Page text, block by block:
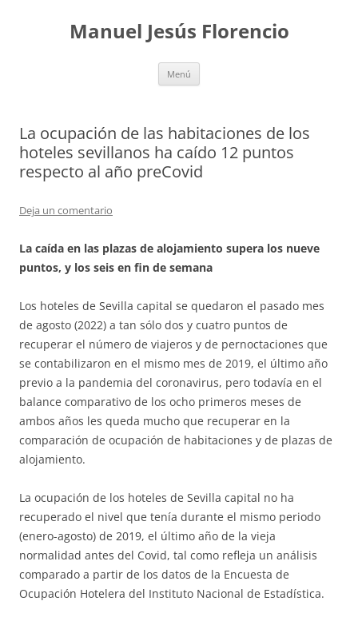
contenidoManuel Jesús Florencio
Menú
La ocupación de las habitaciones de los
hoteles sevillanos ha caído 12 puntos
respecto al año preCovid
Deja un comentario
La caída en las plazas de alojamiento supera los nueve
puntos, y los seis en fin de semana
Los hoteles de Sevilla capital se quedaron el pasado mes
de agosto (2022) a tan sólo dos y cuatro puntos de
recuperar el número de viajeros y de pernoctaciones que
se contabilizaron en el mismo mes de 2019, el último año
previo a la pandemia del coronavirus, pero todavía en el
balance comparativo de los ocho primeros meses de
ambos años les queda mucho que recuperar en la
comparación de ocupación de habitaciones y de plazas de
alojamiento.
La ocupación de los hoteles de Sevilla capital no ha
recuperado el nivel que tenía durante el mismo periodo
(enero-agosto) de 2019, el último año de la vieja
normalidad antes del Covid, tal como refleja un análisis
comparado a partir de los datos de la Encuesta de
Ocupación Hotelera del Instituto Nacional de Estadística.